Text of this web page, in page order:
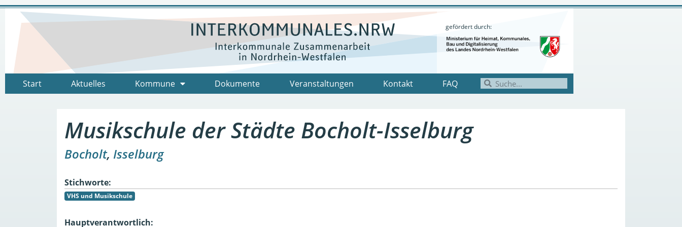
gefördert durch:
Start Aktuelles Kommune Dokumente Veranstaltungen Kontakt FAQ
Musikschule der Städte Bocholt-Isselburg
Bocholt, Isselburg
Stichworte:
VHS und Musikschule
Hauptverantwortlich: